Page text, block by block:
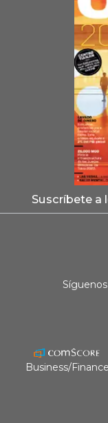
Suscríbete a
Business/Finance